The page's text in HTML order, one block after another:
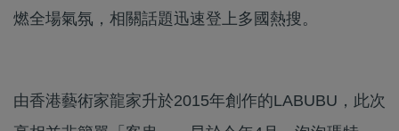
燃全場氣氛，相關話題迅速登上多國熱搜。
由香港藝術家龍家升於2015年創作的LABUBU，此次